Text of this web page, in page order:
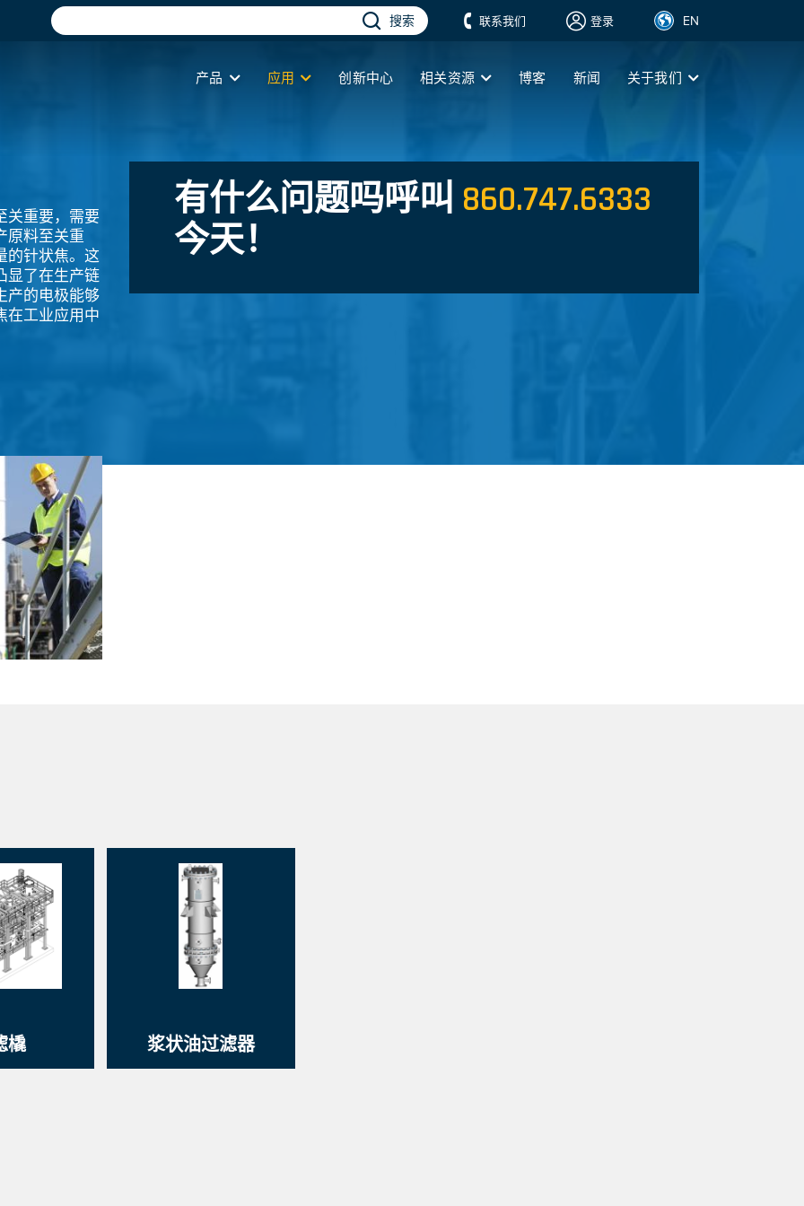
搜索 联系我们 登录 EN
产品 应用 创新中心 相关资源 博客 新闻 关于我们
关重要，需要
原料至关重
的针状焦。这
显了在生产链
产的电极能够
在工业应用中
有什么问题吗呼叫 860.747.6333
今天！
橇 浆状油过滤器